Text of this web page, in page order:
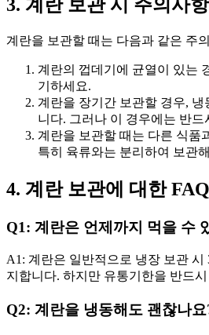
3. 계란 보관 시 주의사항
계란을 보관할 때는 다음과 같은 주
계란의 껍데기에 균열이 있는
기하세요.
계란을 장기간 보관할 경우,
니다. 그러나 이 경우에는 반
계란을 보관할 때는 다른 식품
특히 육류와는 분리하여 보관
4. 계란 보관에 대한 FAQ
Q1: 계란은 언제까지 먹을 수
A1: 계란은 일반적으로 냉장 보관 시
지합니다. 하지만 유통기한을 반드
Q2: 계란을 냉동해도 괜찮나요